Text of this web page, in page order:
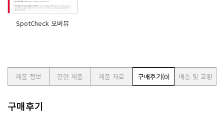
SpotCheck 오버뷰
제품 정보 관련 제품 제품 자료 구매후기(0) 배송 및 교환
구매후기